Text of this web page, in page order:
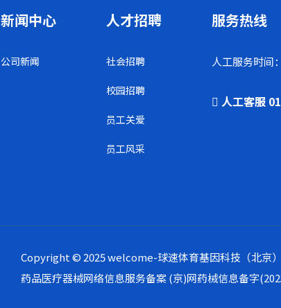
新闻中心
公司新闻
人才招聘
社会招聘
校园招聘
员工关爱
员工风采
服务热线
人工服务时间
人工客服
Copyright © 2025 welcome-球速体育基因科技（北京
药品医疗器械网络信息服务备案(京)网药械信息备字